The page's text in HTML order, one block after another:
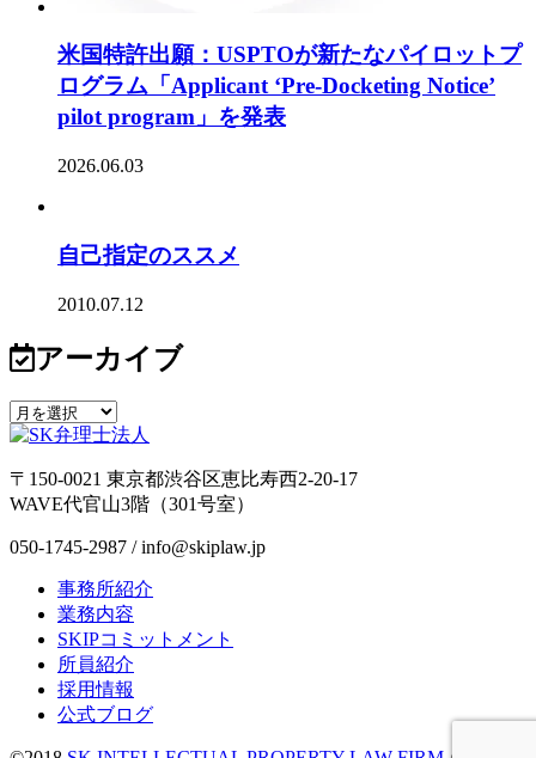
米国特許出願：USPTOが新たなパイロットプ
ログラム「Applicant ‘Pre-Docketing Notice’
pilot program」を発表
2026.06.03
自己指定のススメ
2010.07.12
アーカイブ
〒150-0021 東京都渋谷区恵比寿西2-20-17
WAVE代官山3階（301号室）
050-1745-2987 / info@skiplaw.jp
事務所紹介
業務内容
SKIPコミットメント
所員紹介
採用情報
公式ブログ